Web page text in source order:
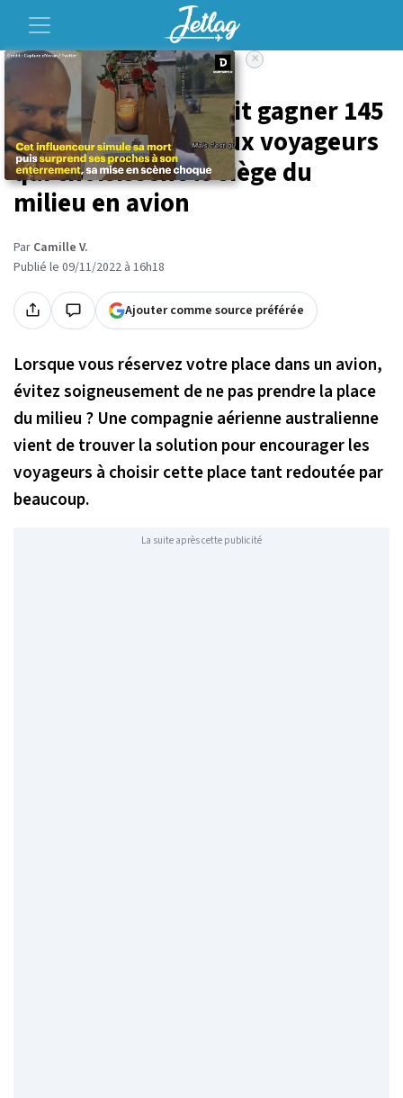
Voyage
Cette compagnie fait gagner 145
000 euros de lots aux voyageurs
qui choisissent le siège du
milieu en avion
Par Camille V.
Publié le 09/11/2022 à 16h18
Ajouter comme source préférée
Lorsque vous réservez votre place dans un avion,
évitez soigneusement de ne pas prendre la place
du milieu ? Une compagnie aérienne australienne
vient de trouver la solution pour encourager les
voyageurs à choisir cette place tant redoutée par
beaucoup.
La suite après cette publicité
×